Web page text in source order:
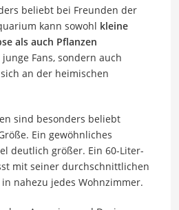
beliebt bei Freunden der
kann sowohl kleine
als auch Pflanzen
Fans, sondern auch
an der heimischen
sind besonders beliebt
Ein gewöhnliches
deutlich größer. Ein 60-Liter-
mit seiner durchschnittlichen
in nahezu jedes Wohnzimmer.